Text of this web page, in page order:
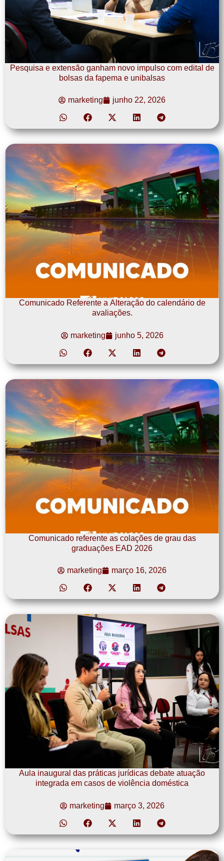
Pesquisa e extensão ganham novo impulso com edital de
bolsas da fapema e unibalsas
marketing junho 22, 2026
Comunicado Referente a Alteração do calendário de
avaliações.
marketing junho 5, 2026
Comunicado referente as colações de grau das
graduações EAD 2026
marketing março 16, 2026
Aula inaugural das práticas jurídicas debate atuação
integrada em casos de violência doméstica
marketing março 3, 2026